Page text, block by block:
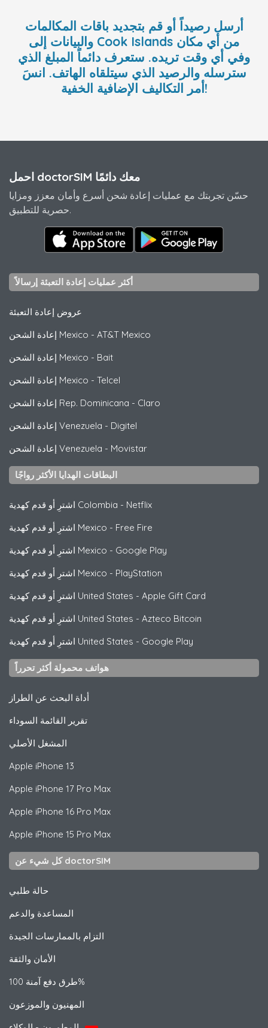
أرسل رصيداً أو قم بتجديد باقات المكالمات
والبيانات إلى Cook Islands من أي مكان
وفي أي وقت تريده. ستعرف دائماً المبلغ الذي
سترسله والرصيد الذي سيتلقاه الهاتف. انسَ
أمر التكاليف الإضافية الخفية!
احمل doctorSIM معك دائمًا
حسّن تجربتك مع عمليات إعادة شحن أسرع وأمان معزز ومزايا
حصرية للتطبيق.
أكثر عمليات إعادة التعبئة إرسالاً
عروض إعادة التعبئة
إعادة الشحن Mexico - AT&T Mexico
إعادة الشحن Mexico - Bait
إعادة الشحن Mexico - Telcel
إعادة الشحن Rep. Dominicana - Claro
إعادة الشحن Venezuela - Digitel
إعادة الشحن Venezuela - Movistar
البطاقات الهدايا الأكثر رواجًا
اشترِ أو قدم كهدية Colombia - Netflix
اشترِ أو قدم كهدية Mexico - Free Fire
اشترِ أو قدم كهدية Mexico - Google Play
اشترِ أو قدم كهدية Mexico - PlayStation
اشترِ أو قدم كهدية United States - Apple Gift Card
اشترِ أو قدم كهدية United States - Azteco Bitcoin
اشترِ أو قدم كهدية United States - Google Play
هواتف محمولة أكثر تحرراً
أداة البحث عن الطراز
تقرير القائمة السوداء
المشغل الأصلي
Apple iPhone 13
Apple iPhone 17 Pro Max
Apple iPhone 16 Pro Max
Apple iPhone 15 Pro Max
كل شيء عن doctorSIM
حالة طلبي
المساعدة والدعم
التزام بالممارسات الجيدة
الأمان والثقة
طرق دفع آمنة 100%
المهنيون والموزعون